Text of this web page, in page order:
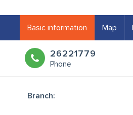
Basic information Map
26221779
Phone
Branch: